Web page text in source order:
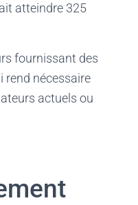
atteindre 325
fournissant des
rend nécessaire
actuels ou